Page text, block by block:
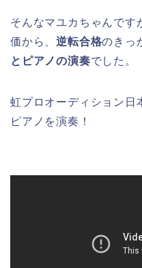
そんなマユカちゃんです
価から、逆転合格のきっ
とピアノの演奏でした。
虹プロオーディション日
ピアノを演奏！